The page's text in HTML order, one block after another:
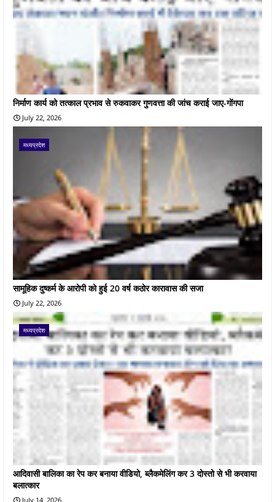
निर्माण कार्य को तत्काल प्रभाव से रुकवाकर गुणवत्ता की जांच कराई जाए-गोंगपा
July 22, 2026
मध्यप्रदेश
सामूहिक दुष्कर्म के आरोपी को हुई 20 वर्ष कठोर कारावास की सजा
July 22, 2026
मध्यप्रदेश
आदिवासी बालिका का रेप कर बनाया वीडियो, ब्लैकमेलिंग कर 3 दोस्तो से भी करवाया
बलात्कार
July 14, 2026